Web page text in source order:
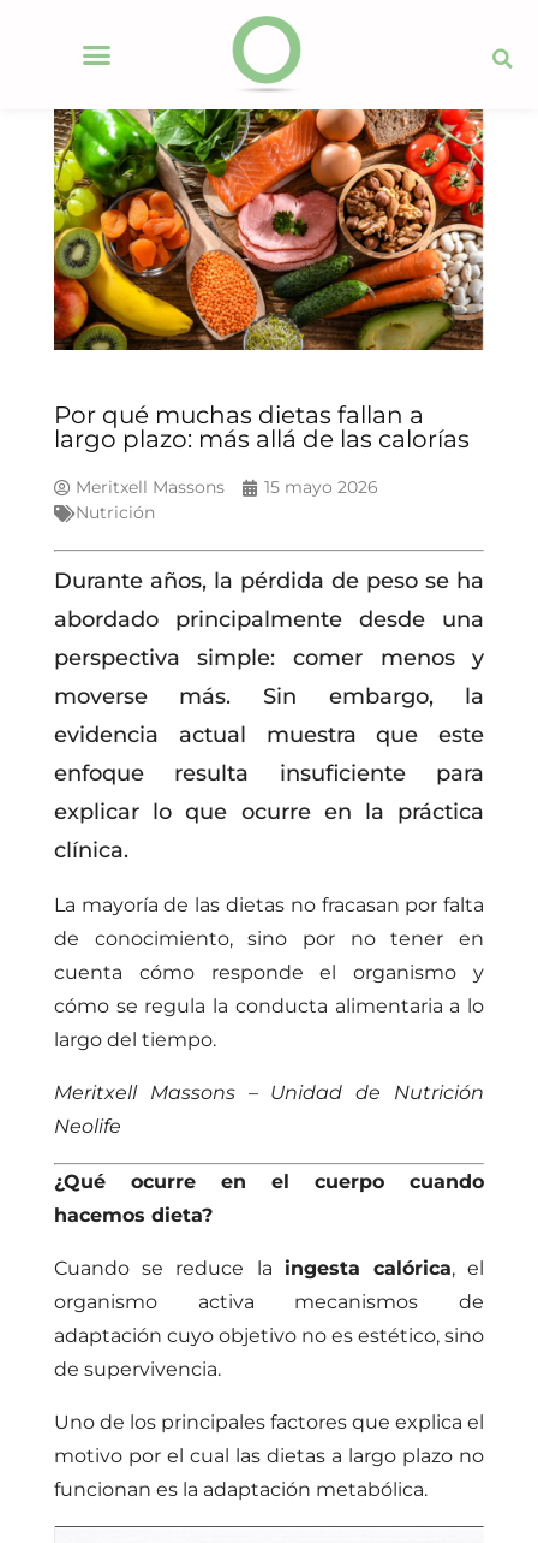
Por qué muchas dietas fallan a
largo plazo: más allá de las calorías
Meritxell Massons
15 mayo 2026
Nutrición
Durante años, la pérdida de peso se ha
abordado principalmente desde una
perspectiva simple: comer menos y
moverse más. Sin embargo, la
evidencia actual muestra que este
enfoque resulta insuficiente para
explicar lo que ocurre en la práctica
clínica.
La mayoría de las dietas no fracasan por falta
de conocimiento, sino por no tener en
cuenta cómo responde el organismo y
cómo se regula la conducta alimentaria a lo
largo del tiempo.
Meritxell Massons – Unidad de Nutrición
Neolife
¿Qué ocurre en el cuerpo cuando
hacemos dieta?
Cuando se reduce la ingesta calórica, el
organismo activa mecanismos de
adaptación cuyo objetivo no es estético, sino
de supervivencia.
Uno de los principales factores que explica el
motivo por el cual las dietas a largo plazo no
funcionan es la adaptación metabólica.